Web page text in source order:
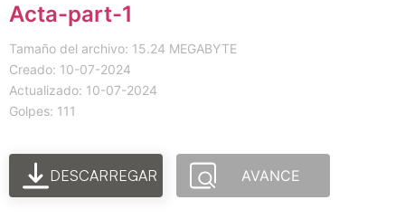
Acta-part-1
Tamaño del archivo: 15.24 MEGABYTE
Creado: 10-07-2024
Actualizado: 10-07-2024
Golpes: 111
DESCARREGAR AVANCE